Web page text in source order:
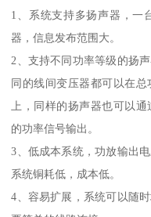
1、系统支持多扬声器，一
器，信息发布范围大。
2、支持不同功率等级的扬
同的线间变压器都可以在
上，同样的扬声器也可以
的功率信号输出。
3、低成本系统，功放输出
系统铜耗低，成本低。
4、容易扩展，系统可以随